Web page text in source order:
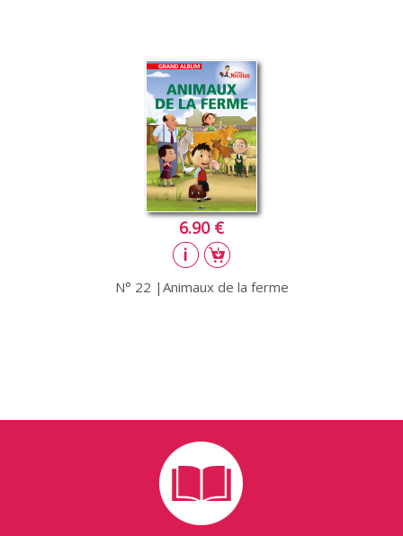
6.90 €
N° 22 |Animaux de la ferme